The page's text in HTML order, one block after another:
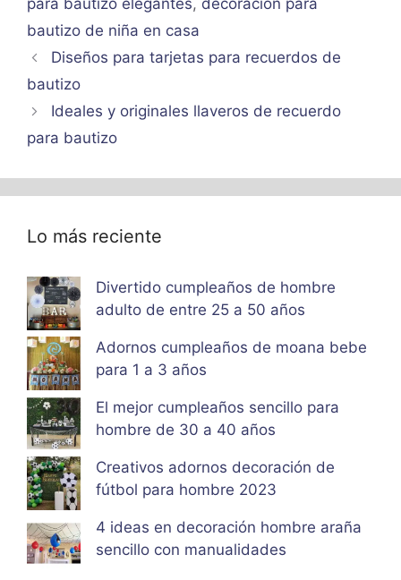
para bautizo elegantes, decoracion para
bautizo de niña en casa
Diseños para tarjetas para recuerdos de
bautizo
Ideales y originales llaveros de recuerdo
para bautizo
Lo más reciente
Divertido cumpleaños de hombre
adulto de entre 25 a 50 años
Adornos cumpleaños de moana bebe
para 1 a 3 años
El mejor cumpleaños sencillo para
hombre de 30 a 40 años
Creativos adornos decoración de
fútbol para hombre 2023
4 ideas en decoración hombre araña
sencillo con manualidades